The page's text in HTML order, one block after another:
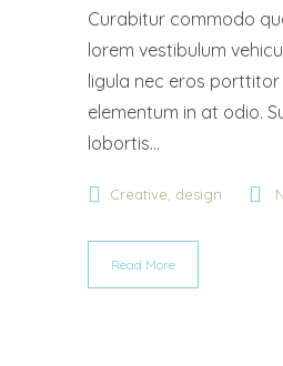
Curabitur commodo
lorem vestibulum
ligula nec eros porttitor
elementum in at odio.
lobortis...
Creative, design
Read More